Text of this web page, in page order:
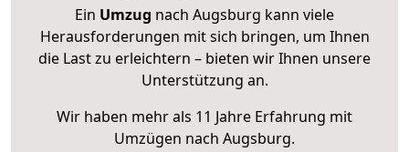
Ein Umzug nach Augsburg kann viele
Herausforderungen mit sich bringen, um Ihnen
die Last zu erleichtern – bieten wir Ihnen unsere
Unterstützung an.
Wir haben mehr als 11 Jahre Erfahrung mit
Umzügen nach Augsburg.